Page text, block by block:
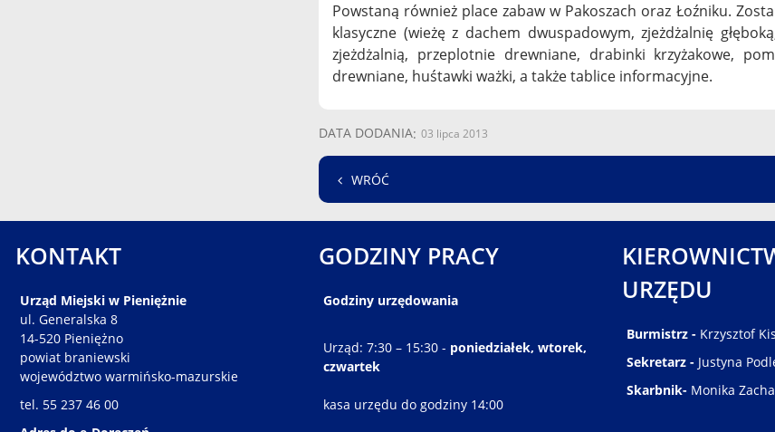
Powstaną również place zabaw w Pakoszach oraz Łoźniku.
klasyczne (wieżę z dachem dwuspadowym, zjeżdżalnię
zjeżdżalnią, przeplotnie drewniane, drabinki krzyżakowe,
drewniane, huśtawki ważki, a także tablice informacyjne.
DATA DODANIA 03 lipca 2013
WRÓĆ
KONTAKT
Urząd Miejski w Pieniężnie
ul. Generalska 8
14-520 Pieniężno
powiat braniewski
województwo warmińsko-mazurskie
tel. 55 237 46 00
GODZINY PRACY
Godziny urzędowania
Urząd: 7:30 – 15:30 - poniedziałek, wtorek,
czwartek
kasa urzędu do godziny 14:00
URZĘDU
Burmistrz - Krzysztof
Sekretarz - Justyna
Skarbnik- Monika